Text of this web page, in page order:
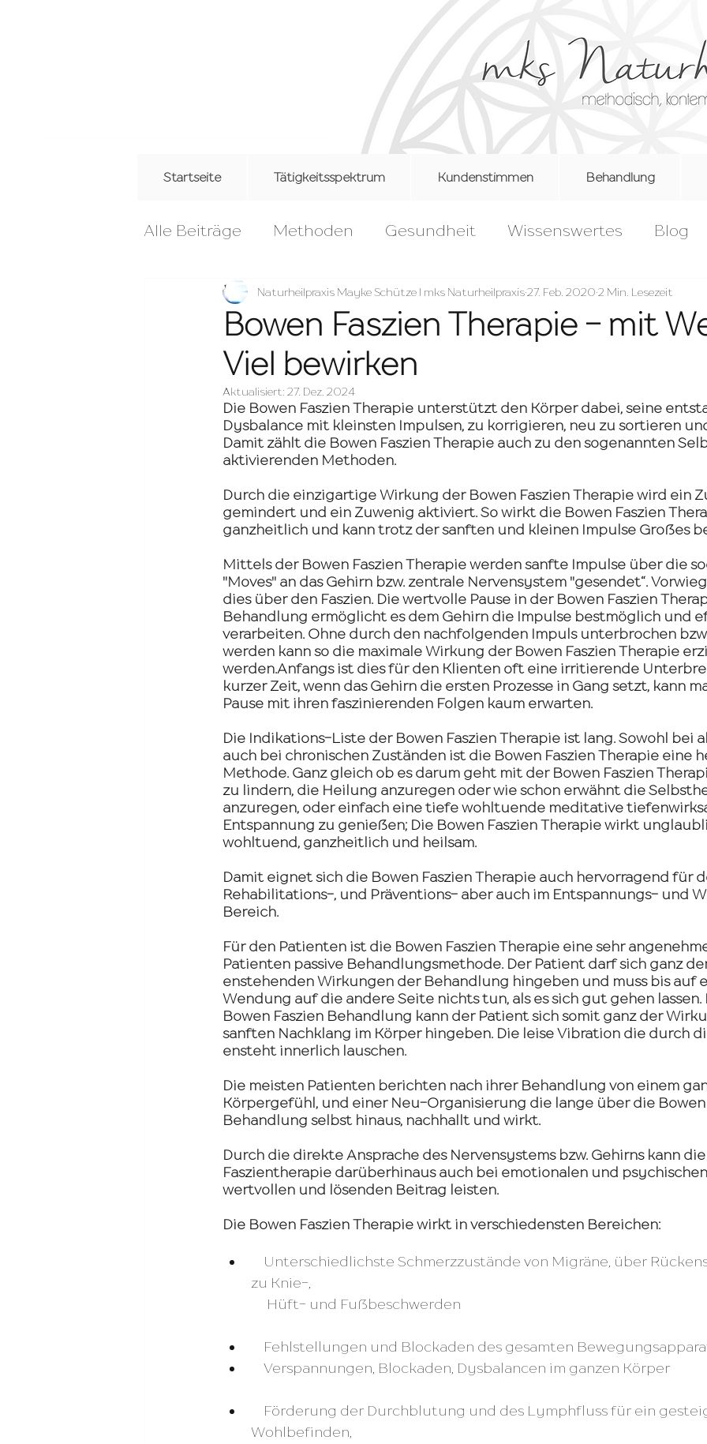
Startseite Tätigkeitsspektrum Kundenstimmen Behandlung
Alle Beiträge Methoden Gesundheit Wissenswertes Blog
Produktempfehlungen Praxisbedarf für KollegInnen Outdoor
Bowen Faszien Therapie - mit
Viel bewirken
Naturheilpraxis Mayke Schütze I mks Naturheilpraxis27. Feb. 2020 2 Min. Lesezeit
Aktualisiert: 27. Dez. 2024
Die Bowen Faszien Therapie unterstützt den Körper dabei, seine
Dysbalance mit kleinsten Impulsen, zu korrigieren, neu zu sortieren
Damit zählt die Bowen Faszien Therapie auch zu den sogenannten
aktivierenden Methoden.
Durch die einzigartige Wirkung der Bowen Faszien Therapie wird ein
gemindert und ein Zuwenig aktiviert. So wirkt die Bowen Faszien
ganzheitlich und kann trotz der sanften und kleinen Impulse Großes
​Mittels der Bowen Faszien Therapie werden sanfte Impulse über die
"Moves" an das Gehirn bzw. zentrale Nervensystem "gesendet“.
dies über den Faszien. Die wertvolle Pause in der Bowen Faszien
Behandlung ermöglicht es dem Gehirn die Impulse bestmöglich und
verarbeiten. Ohne durch den nachfolgenden Impuls unterbrochen
werden kann so die maximale Wirkung der Bowen Faszien Therapie
werden.Anfangs ist dies für den Klienten oft eine irritierende
kurzer Zeit, wenn das Gehirn die ersten Prozesse in Gang setzt, kann
Pause mit ihren faszinierenden Folgen kaum erwarten.​
Die Indikations-Liste der Bowen Faszien Therapie ist lang. Sowohl bei
auch bei chronischen Zuständen ist die Bowen Faszien Therapie eine
Methode. Ganz gleich ob es darum geht mit der Bowen Faszien
zu lindern, die Heilung anzuregen oder wie schon erwähnt die
anzuregen, oder einfach eine tiefe wohltuende meditative
Entspannung zu genießen; Die Bowen Faszien Therapie wirkt
wohltuend, ganzheitlich und heilsam.
Damit eignet sich die Bowen Faszien Therapie auch hervorragend für
Rehabilitations-, und Präventions- aber auch im Entspannungs- und
Bereich.
Für den Patienten ist die Bowen Faszien Therapie eine sehr
Patienten passive Behandlungsmethode. Der Patient darf sich ganz
enstehenden Wirkungen der Behandlung hingeben und muss bis auf
Wendung auf die andere Seite nichts tun, als es sich gut gehen lassen.
Bowen Faszien Behandlung kann der Patient sich somit ganz der
sanften Nachklang im Körper hingeben. Die leise Vibration die durch
ensteht innerlich lauschen.
Die meisten Patienten berichten nach ihrer Behandlung von einem
Körpergefühl, und einer Neu-Organisierung die lange über die Bowen
Behandlung selbst hinaus, nachhallt und wirkt.
Durch die direkte Ansprache des Nervensystems bzw. Gehirns kann
Faszientherapie darüberhinaus auch bei emotionalen und
wertvollen und lösenden Beitrag leisten.
Die Bowen Faszien Therapie wirkt in verschiedensten Bereichen:
zu Knie-,
              Hüft- und Fußbeschwerden
Fehlstellungen und Blockaden des gesamten
    Verspannungen, Blockaden, Dysbalancen im ganzen Körper
Wohlbefinden,